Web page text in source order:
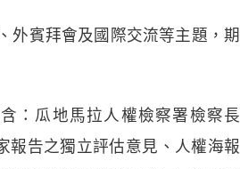
外賓拜會及國際交流等主題，期
：瓜地馬拉人權檢察署檢察長
報告之獨立評估意見、人權海報